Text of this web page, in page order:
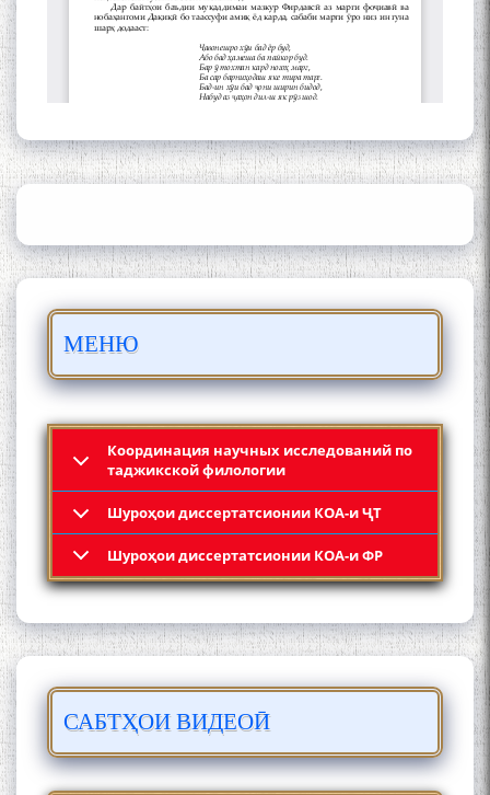
МЕНЮ
Координация научных исследований по
таджикской филологии
Шyроҳои диссертатсионии КОА-и ҶТ
Шyроҳои диссертатсионии КОА-и ФР
САБТҲОИ ВИДЕОӢ
ШАРҲИ МУЛОҚОТ БО АҲЛИ
АЗ ҶОНИБИ ОЛИМОНИ
АКАДЕМИЯИ МИЛЛИИ
БО 4 000 000 СОМОНӢ
ПАЙКАРА ВА ОСОРХОНАИ
ШУД!
Кадамчо Худои Шарифзода
Сайре дар Осорхона
Муҳаммадҷон Раҳимӣ